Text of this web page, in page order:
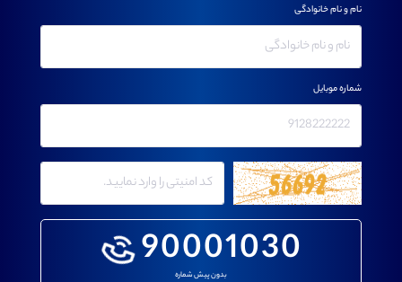
90001030
بدون پیش شماره
نام و نام خانوادگی
شماره موبایل